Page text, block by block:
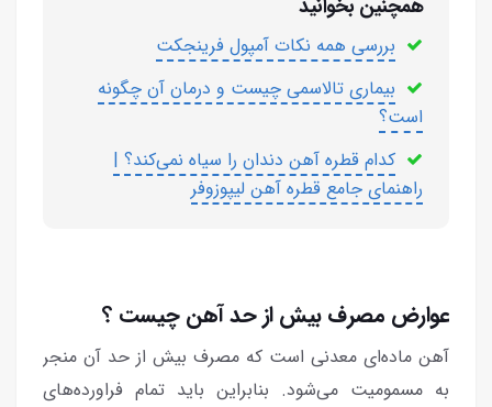
همچنین بخوانید
بررسی همه نکات آمپول فرینجکت
بیماری تالاسمی چیست و درمان آن چگونه
است؟
کدام قطره آهن دندان را سیاه نمی‌کند؟ |
راهنمای جامع قطره آهن لیپوزوفر
عوارض مصرف بیش از حد آهن چیست ؟
آهن ماده‌ای معدنی است که مصرف بیش از حد آن منجر
به مسمومیت می‌شود. بنابراین باید تمام فراورده‌های